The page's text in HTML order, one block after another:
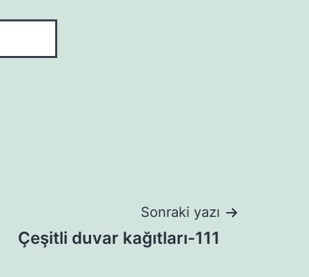
Sonraki yazı
Çeşitli duvar kağıtları-111